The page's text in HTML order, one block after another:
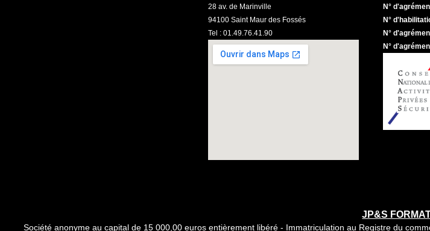
28 av. de Marinville
94100 Saint Maur des Fossés
Tel : 01.49.76.41.90
N°
N°
N°
N°
JP&S
Société anonyme au capital de 15 000,00 euros entièrement libéré - Immatriculation au Registre du